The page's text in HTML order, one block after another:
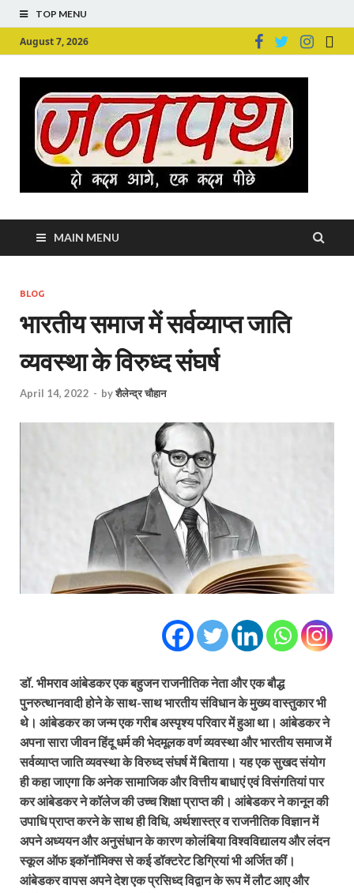
TOP MENU
August 7, 2026
MAIN MENU
BLOG
भारतीय समाज में सर्वव्याप्त जाति
व्यवस्था के विरुध्द संघर्ष
April 14, 2022 - byशैलेन्द्र चौहान
डॉ. भीमराव आंबेडकर एक बहुजन राजनीतिक नेता और एक बौद्ध
पुनरुत्थानवादी होने के साथ-साथ भारतीय संविधान के मुख्य वास्तुकार भी
थे। आंबेडकर का जन्म एक गरीब अस्पृश्य परिवार में हुआ था। आंबेडकर ने
अपना सारा जीवन हिंदू धर्म की भेदमूलक वर्ण व्यवस्था और भारतीय समाज में
सर्वव्याप्त जाति व्यवस्था के विरुध्द संघर्ष में बिताया। यह एक सुखद संयोग
ही कहा जाएगा कि अनेक सामाजिक और वित्तीय बाधाएं एवं विसंगतियां पार
कर आंबेडकर ने कॉलेज की उच्च शिक्षा प्राप्त की। आंबेडकर ने कानून की
उपाधि प्राप्त करने के साथ ही विधि, अर्थशास्त्र व राजनीतिक विज्ञान में
अपने अध्ययन और अनुसंधान के कारण कोलंबिया विश्वविद्यालय और लंदन
स्कूल ऑफ इकॉनॉमिक्स से कई डॉक्टरेट डिग्रियां भी अर्जित कीं।
आंबेडकर वापस अपने देश एक प्रसिध्द विद्वान के रूप में लौट आए और